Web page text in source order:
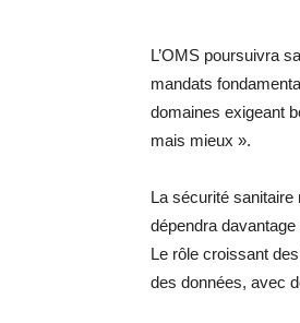
L’OMS poursuivra
mandats
domaines exigeant
mais mieux ».
La sécurité sanitaire
dépendra
Le rôle croissant
des données, avec